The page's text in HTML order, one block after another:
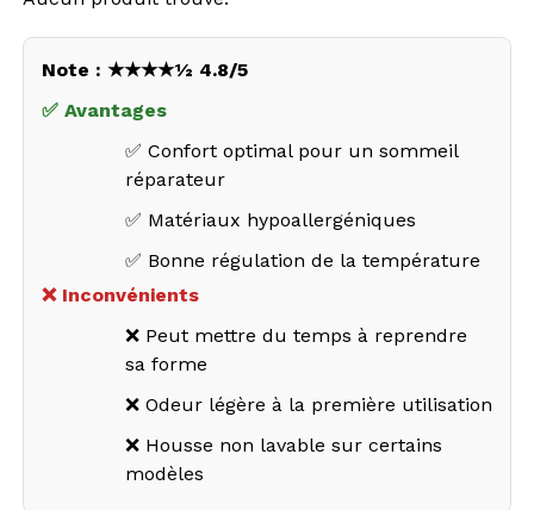
Note : ★★★★½ 4.8/5
✅ Avantages
✅ Confort optimal pour un sommeil
réparateur
✅ Matériaux hypoallergéniques
✅ Bonne régulation de la température
❌ Inconvénients
❌ Peut mettre du temps à reprendre
sa forme
❌ Odeur légère à la première utilisation
❌ Housse non lavable sur certains
modèles